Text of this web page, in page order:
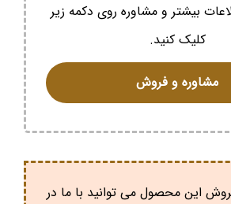
بیشتر و مشاوره روی دکمه زیر
کلیک کنید.
مشاوره و فروش
این محصول می توانید با ما در